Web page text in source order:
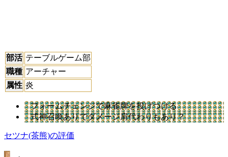
部活 テーブルゲーム部
職種 アーチャー
属性 炎
フォームチェンジで麻雀牌を投げつける
式神召喚ありでダメージ肩代わりもあり？
セツナ(茶熊)の評価